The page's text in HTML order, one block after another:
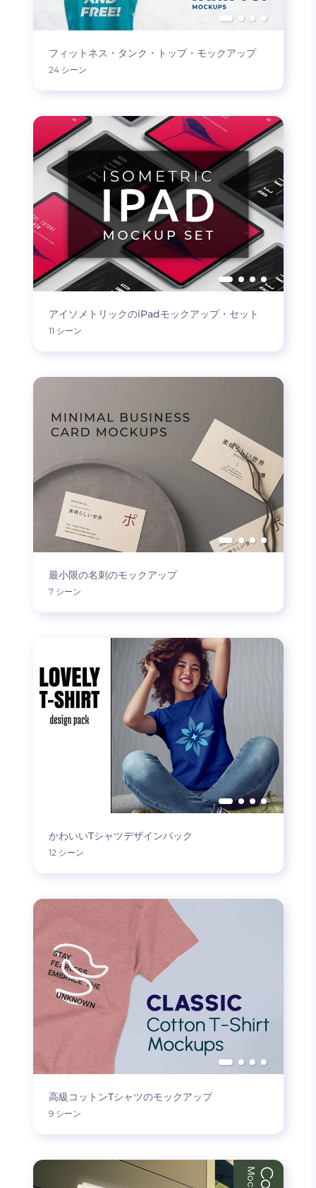
フィットネス・タンク・トップ・モックアップ
24 シーン
アイソメトリックのiPadモックアップ・セット
11 シーン
最小限の名刺のモックアップ
7 シーン
かわいいTシャツデザインパック
12 シーン
高級コットンTシャツのモックアップ
9 シーン